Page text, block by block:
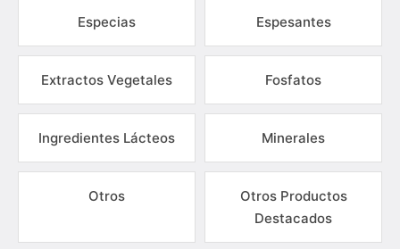
Especias Espesantes
Extractos Vegetales Fosfatos
Ingredientes Lácteos Minerales
Otros
Otros Productos
Destacados